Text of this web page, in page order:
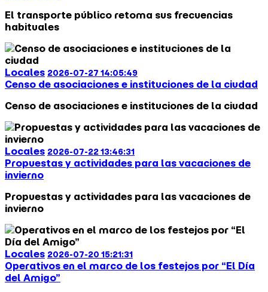
El transporte público retoma sus frecuencias
habituales
Locales 2026-07-27 14:05:49
Censo de asociaciones e instituciones de la ciudad
Censo de asociaciones e instituciones de la ciudad
Locales 2026-07-22 13:46:31
Propuestas y actividades para las vacaciones de
invierno
Propuestas y actividades para las vacaciones de
invierno
Locales 2026-07-20 15:21:31
Operativos en el marco de los festejos por “El Día
del Amigo”